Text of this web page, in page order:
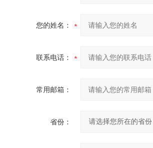
您的姓名：
联系电话：
常用邮箱：
省份：